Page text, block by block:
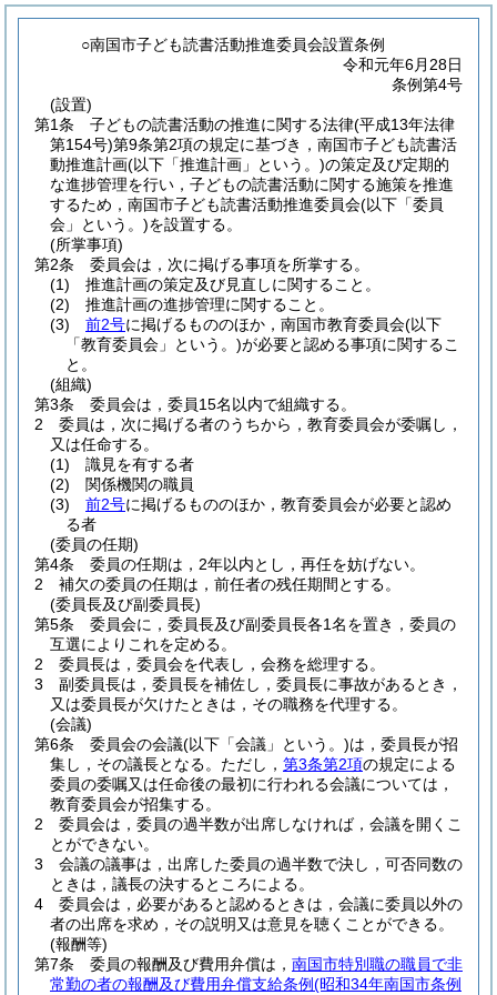
○南国市子ども読書活動推進委員会設置条例
令和元年6月28日
条例第4号
(設置)
第1条
子どもの読書活動の推進に関する法律(平成13年法律
第154号)第9条第2項の規定に基づき，南国市子ども読書活
動推進計画(以下「推進計画」という。)の策定及び定期的
な進捗管理を行い，子どもの読書活動に関する施策を推進
するため，南国市子ども読書活動推進委員会(以下「委員
会」という。)を設置する。
(所掌事項)
第2条
委員会は，次に掲げる事項を所掌する。
(1)
推進計画の策定及び見直しに関すること。
(2)
推進計画の進捗管理に関すること。
(3)
前2号に掲げるもののほか，南国市教育委員会(以下
「教育委員会」という。)が必要と認める事項に関するこ
と。
(組織)
第3条
委員会は，委員15名以内で組織する。
2
委員は，次に掲げる者のうちから，教育委員会が委嘱し，
又は任命する。
(1)
識見を有する者
(2)
関係機関の職員
(3)
前2号に掲げるもののほか，教育委員会が必要と認め
る者
(委員の任期)
第4条
委員の任期は，2年以内とし，再任を妨げない。
2
補欠の委員の任期は，前任者の残任期間とする。
(委員長及び副委員長)
第5条
委員会に，委員長及び副委員長各1名を置き，委員の
互選によりこれを定める。
2
委員長は，委員会を代表し，会務を総理する。
3
副委員長は，委員長を補佐し，委員長に事故があるとき，
又は委員長が欠けたときは，その職務を代理する。
(会議)
第6条
委員会の会議(以下「会議」という。)は，委員長が招
集し，その議長となる。 ただし， 第3条第2項の規定による
委員の委嘱又は任命後の最初に行われる会議については，
教育委員会が招集する。
2
委員会は，委員の過半数が出席しなければ，会議を開くこ
とができない。
3
会議の議事は，出席した委員の過半数で決し，可否同数の
ときは，議長の決するところによる。
4
委員会は，必要があると認めるときは，会議に委員以外の
者の出席を求め，その説明又は意見を聴くことができる。
(報酬等)
第7条
委員の報酬及び費用弁償は， 南国市特別職の職員で非
常勤の者の報酬及び費用弁償支給条例(昭和34年南国市条例